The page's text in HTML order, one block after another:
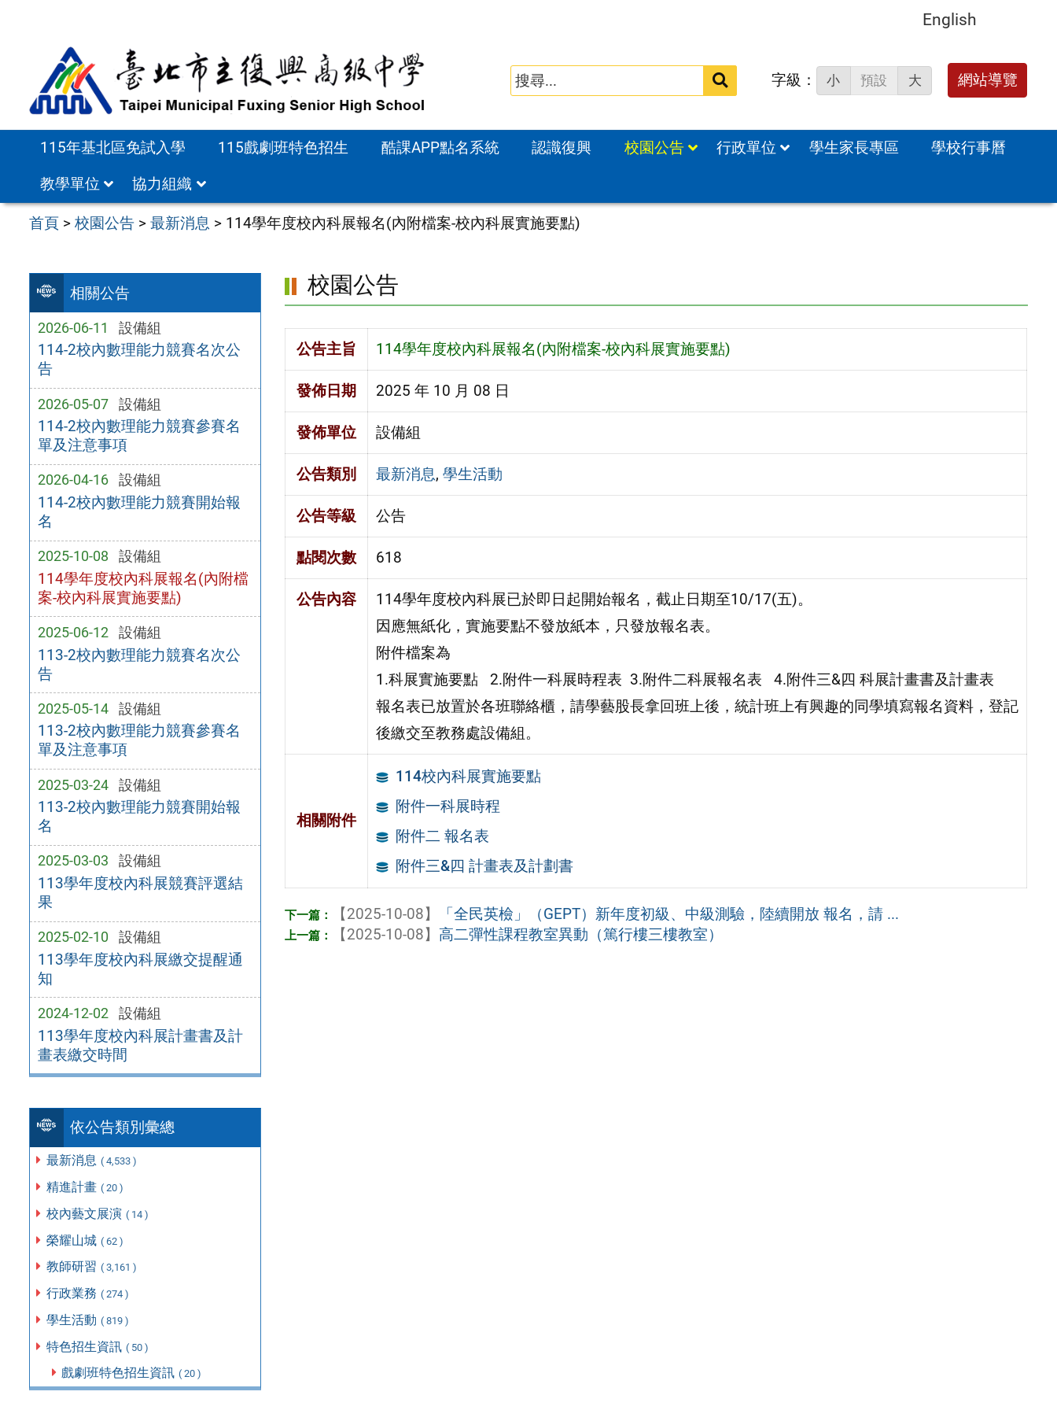
English
搜
字級： 小 預設 大 網站導覽
115年基北區免試入學 115戲劇班特色招生 酷課APP點名系統 認識復興 校園公告 行政單位 學生家長專區
學校行事曆
教學單位
協力組織
首頁 >校園公告 >最新消息 > 114學年度校內科展報名(內附檔案-校內科展實施要點)
相關公告
2026-06-11 設備組
114-2校內數理能力競賽名次公
告
2026-05-07 設備組
114-2校內數理能力競賽參賽名
單及注意事項
2026-04-16 設備組
114-2校內數理能力競賽開始報
名
2025-10-08 設備組
114學年度校內科展報名(內附檔
案-校內科展實施要點)
2025-06-12 設備組
113-2校內數理能力競賽名次公
告
2025-05-14 設備組
113-2校內數理能力競賽參賽名
單及注意事項
2025-03-24 設備組
113-2校內數理能力競賽開始報
名
2025-03-03 設備組
113學年度校內科展競賽評選結
果
2025-02-10 設備組
113學年度校內科展繳交提醒通
知
2024-12-02 設備組
113學年度校內科展計畫書及計
畫表繳交時間
依公告類別彙總
最新消息 ( 4,533 )
精進計畫 ( 20 )
校內藝文展演 ( 14 )
榮耀山城 ( 62 )
教師研習 ( 3,161 )
行政業務 ( 274 )
學生活動 ( 819 )
特色招生資訊 ( 50 )
戲劇班特色招生資訊 ( 20 )
校園公告
公告主旨 114學年度校內科展報名(內附檔案-校內科展實施要點)
發佈日期 2025 年 10 月 08 日
發佈單位 設備組
公告類別 最新消息, 學生活動
公告等級 公告
點閱次數 618
公告內容
114學年度校內科展已於即日起開始報名，截止日期至10/17(五)。
因應無紙化，實施要點不發放紙本，只發放報名表。
附件檔案為
1.科展實施要點 2.附件一科展時程表 3.附件二科展報名表 4.附件三&四 科展計畫書及計畫表
報名表已放置於各班聯絡櫃，請學藝股長拿回班上後，統計班上有興趣的同學填寫報名資料，登記
後繳交至教務處設備組。
相關附件
114校內科展實施要點
附件一科展時程
附件二 報名表
附件三&四 計畫表及計劃書
【2025-10-08】
「全民英檢」（GEPT）新年度初級、中級測驗，陸續開放 報名，請 ...
【2025-10-08】高二彈性課程教室異動（篤行樓三樓教室）